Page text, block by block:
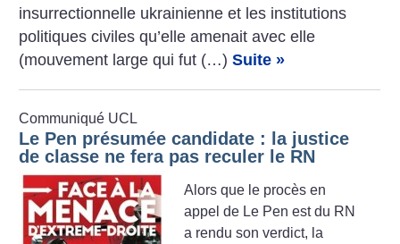
insurrectionnelle ukrainienne et les institutions
politiques civiles qu’elle amenait avec elle
(mouvement large qui fut (…)Suite »
Communiqué UCL
Le Pen présumée candidate : la justice
de classe ne fera pas reculer le RN
Alors que le procès en
appel de Le Pen est du RN
a rendu son verdict, la